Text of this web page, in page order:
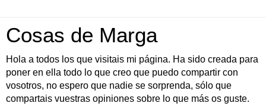
Cosas de Marga
Hola a todos los que visitais mi página. Ha sido creada para
poner en ella todo lo que creo que puedo compartir con
vosotros, no espero que nadie se sorprenda, sólo que
compartais vuestras opiniones sobre lo que más os guste.